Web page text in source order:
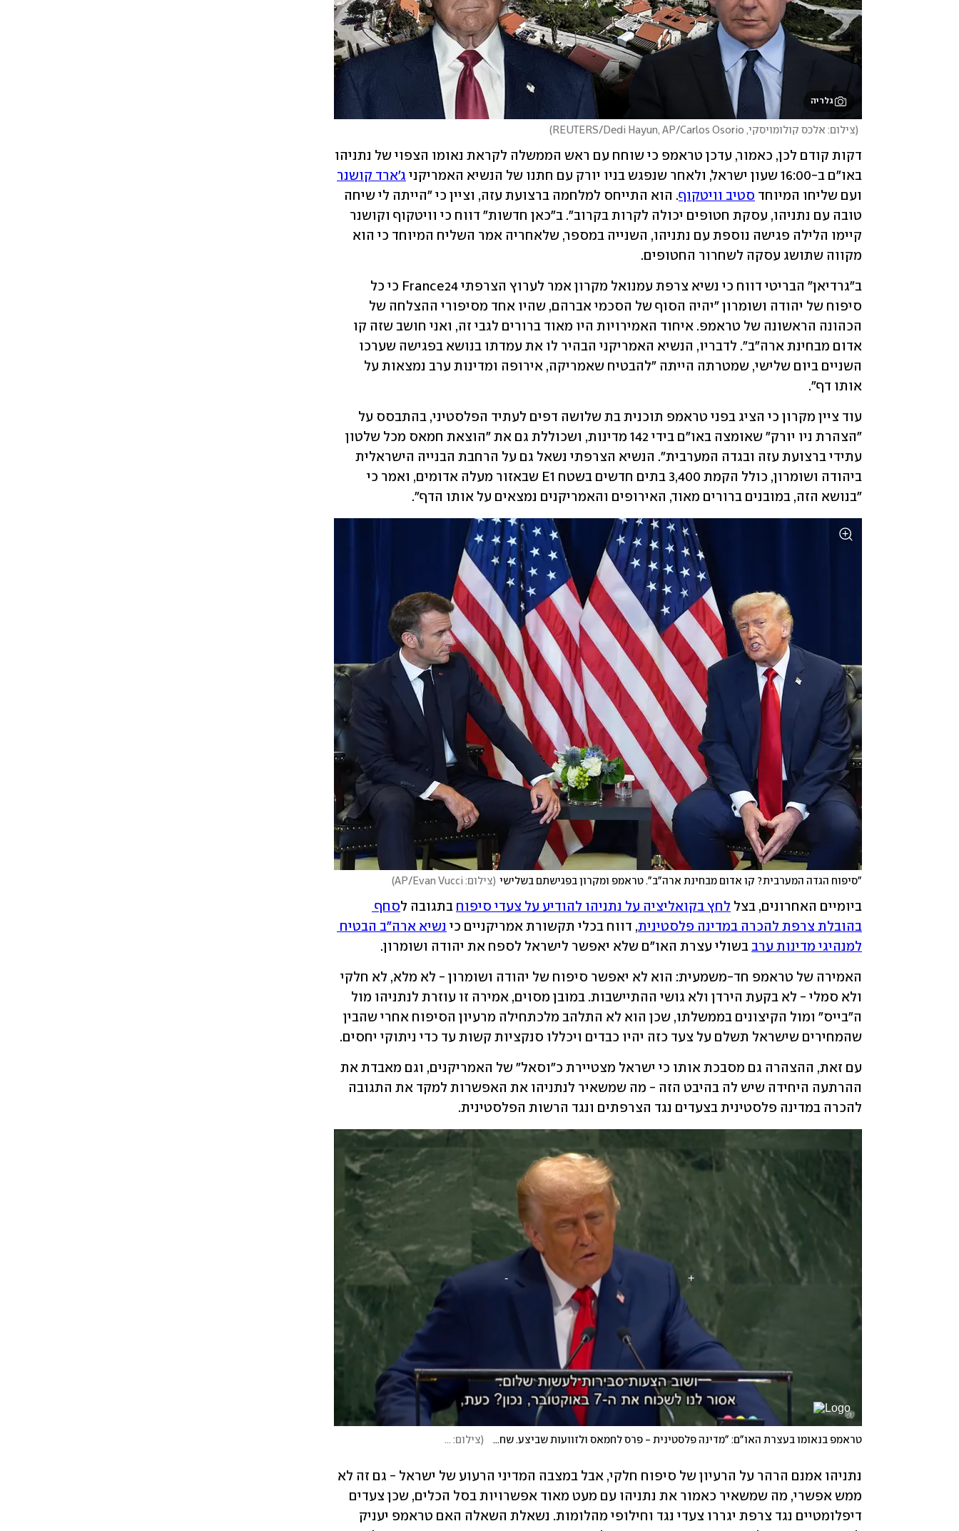
גלריה
(צילום: אלכס קולומויסקי, REUTERS/Dedi Hayun, AP/Carlos Osorio )
באו"ם ב-16:00 שעון ישראל, ולאחר שנפגש בניו יורק עם חתנו של הנשיא האמריקני
ג'ארד קושנר
ועם שליחו המיוחד סטיב וויטקוף
מקווה שתושג עסקה לשחרור החטופים.
אותו דף".
"בנושא הזה, במובנים ברורים מאוד, האירופים והאמריקנים נמצאים על אותו הדף".
"סיפוח הגדה המערבית? קו אדום מבחינת ארה"ב". טראמפ ומקרון בפגישתם בשלישי (צילום: AP/Evan Vucci )
ביומיים האחרונים, בצל לחץ בקואליציה על נתניהו להודיע על צעדי סיפוח בתגובה ל
בהובלת צרפת להכרה במדינה פלסטינית, דווח בכלי תקשורת אמריקניים כי
למנהיגי מדינות ערב בשולי עצרת האו"ם שלא יאפשר לישראל לספח את יהודה ושומרון.
שהמחירים שישראל תשלם על צעד כזה יהיו כבדים ויכללו סנקציות קשות עד כדי ניתוקי יחסים.
להכרה במדינה פלסטינית בצעדים נגד הצרפתים ונגד הרשות הפלסטינית.
טראמפ בנאומו בעצרת האו"ם: "מדינה פלסטינית - פרס לחמאס ולזוועות שביצע. שחררו את החטופים עכשיו" (צילום: UN